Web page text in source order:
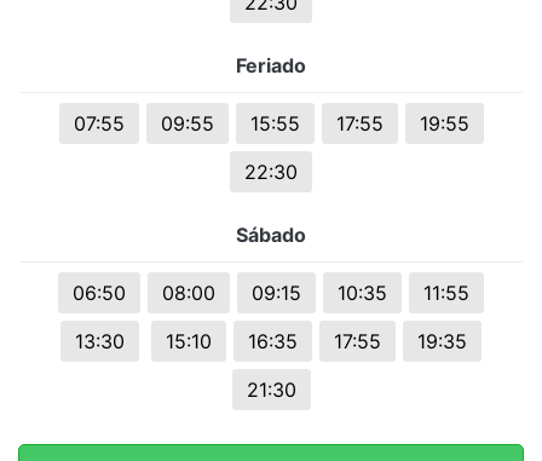
Feriado
07:55 09:55 15:55 17:55
19:55
22:30
Sábado
06:50 08:00 09:15 10:35
11:55
13:30
15:10 16:35 17:55
19:35
21:30